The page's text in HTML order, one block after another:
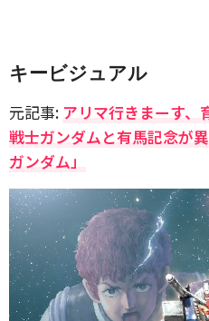
キービジュアル
元記事: アリマ行きまーす
戦士ガンダムと有馬記念が
ガンダム」